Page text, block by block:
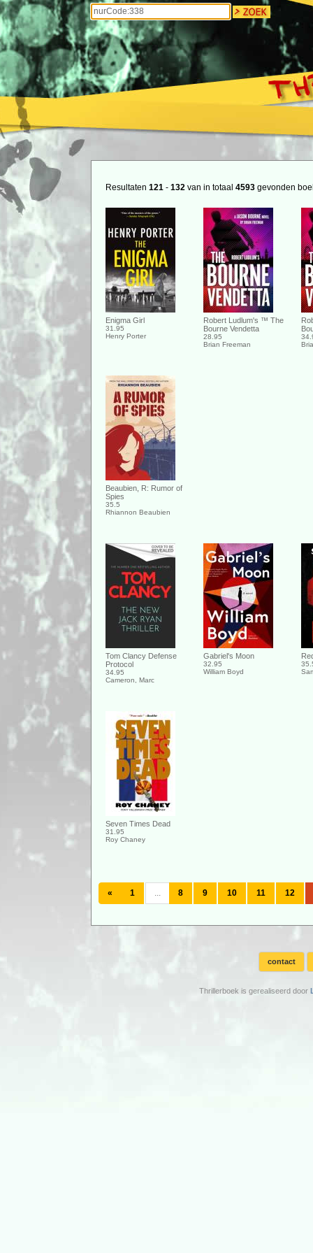
Resultaten 121 - 132 van in totaal 4593 gevonden
Enigma Girl
31.95
Henry Porter
Robert Ludlum's ™ The
Bourne Vendetta
28.95
Brian Freeman
Beaubien, R: Rumor of
Spies
35.5
Rhiannon Beaubien
Tom Clancy Defense
Protocol
34.95
Cameron, Marc
Gabriel's Moon
32.95
William Boyd
Seven Times Dead
31.95
Roy Chaney
« 1 ... 8 9 10 11 12
contact
Thrillerboek is gerealiseerd door